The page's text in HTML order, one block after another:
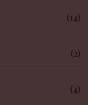
(14)
(2)
(4)